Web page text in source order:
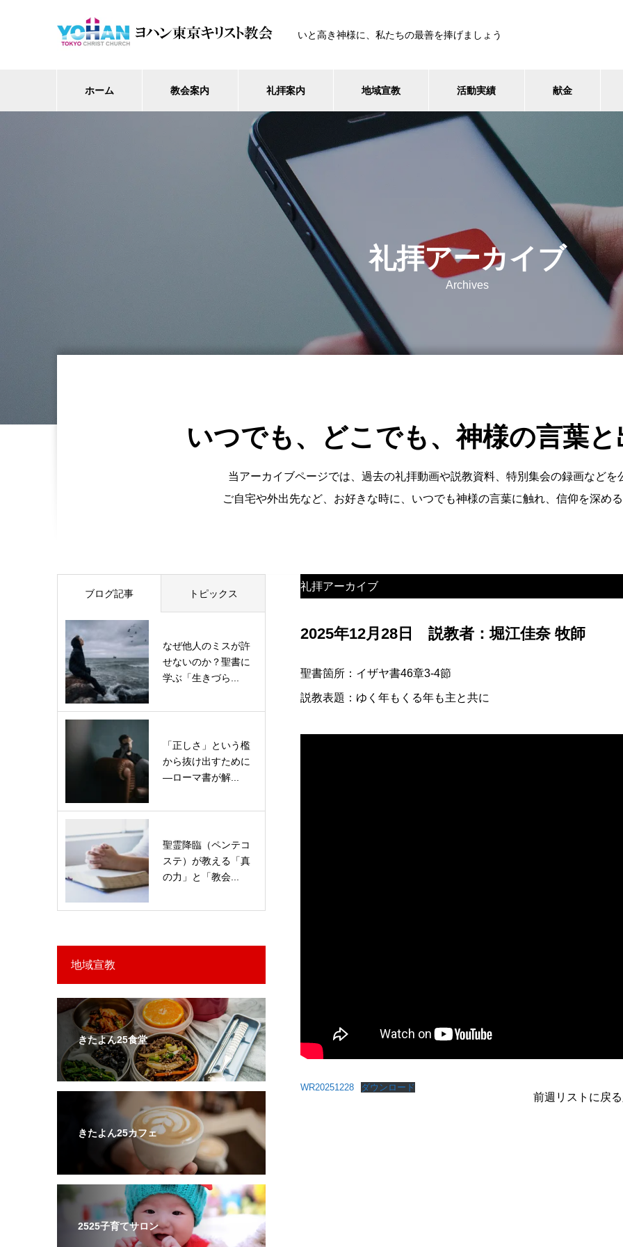
いと高き神様に、私たちの最善を捧げましょう
ホーム 教会案内 礼拝案内 地域宣教 活動実績 献金
礼拝アーカイブ
Archives
いつでも、どこでも、神様の言葉
当アーカイブページでは、過去の礼拝動画や説教資料、特別集会の録画などを
ご自宅や外出先など、お好きな時に、いつでも神様の言葉に触れ、信仰を深め
礼拝アーカイブ
2025年12月28日 説教者：堀江佳奈 牧師
聖書箇所：イザヤ書46章3-4節
説教表題：ゆく年もくる年も主と共に
WR20251228 ダウンロード
前週 リストに戻る
ブログ記事 トピックス
なぜ他人のミスが許
せないのか？聖書に
学ぶ「生きづら...
「正しさ」という檻
から抜け出すために
—ローマ書が解...
聖霊降臨（ペンテコ
ステ）が教える「真
の力」と「教会...
地域宣教
きたよん25食堂
きたよん25カフェ
2525子育てサロン